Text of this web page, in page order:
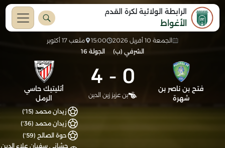
الرابطة الولائية لكرة القدم
الأغواط
الجمعة 10 أفريل 2026 15:00
ملعب 17 أكتوبر
الشرفي (ب)
الجولة 16
فتح بن ناصر بن
شهرة
0
-
4
بن عزيز زين الدين
أتليتيك حاسي
الرمل
زيدان محمد (15')
زيدان محمد (36')
حوة الصالح (59')
حشاني سفيان علاء الدين